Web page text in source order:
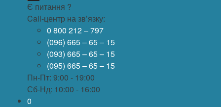
Є питання ?
Call-центр на зв’язку:
0 800 212 – 797
(096) 665 – 65 – 15
(093) 665 – 65 – 15
(095) 665 – 65 – 15
Пн-Пт: 9:00 - 19:00
Сб-Нд: 10:00 - 16:00
0